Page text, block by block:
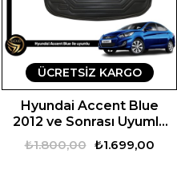
Hyundai Accent Blue
2012 ve Sonrası Uyumlu
Araca Özel Set
₺1.699,00
₺1.800,00
ÜCRETSIZ KARGO